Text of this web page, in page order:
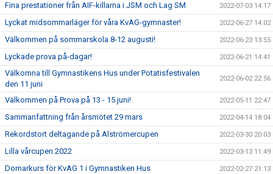
Fina prestationer från AIF-killarna i JSM och Lag SM 2022-07-03 14:17
Lyckat midsommarläger för våra KvAG-gymnaster! 2022-06-27 14:02
Välkommen på sommarskola 8-12 augusti! 2022-06-23 13:55
Lyckade prova på-dagar! 2022-06-21 14:41
Välkomna till Gymnastikens Hus under Potatisfestivalen
den 11 juni
2022-06-02 22:56
Välkommen på Prova på 13 - 15 juni! 2022-05-11 22:47
Sammanfattning från årsmötet 29 mars 2022-04-14 18:04
Rekordstort deltagande på Alströmercupen 2022-03-30 20:03
Lilla vårcupen 2022 2022-03-13 11:49
Domarkurs för KvAG 1 i Gymnastiken Hus 2022-02-27 21:13